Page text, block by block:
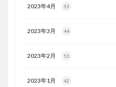
2023年4月 53
2023年3月 44
2023年2月 53
2023年1月 42